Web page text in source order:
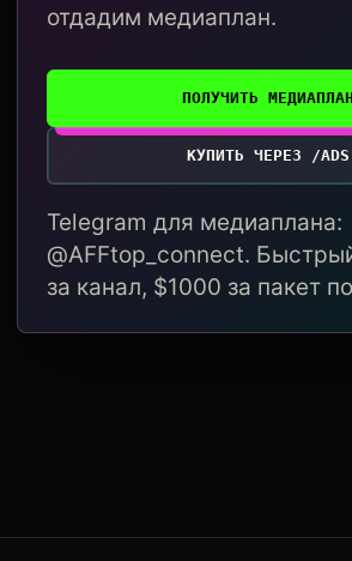
отдадим медиаплан.
ПОЛУЧИТЬ МЕДИАПЛАН
КУПИТЬ ЧЕРЕЗ /ADS
Telegram для медиаплана:
@AFFtop_connect.
за канал, $1000 за пакет